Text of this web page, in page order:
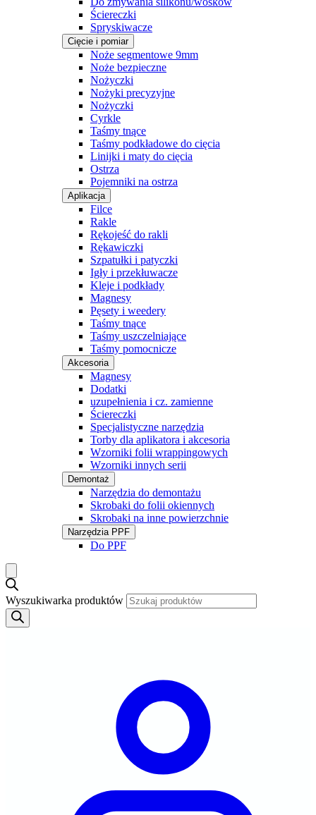
Ściereczki
Spryskiwacze
Cięcie i pomiar
Noże segmentowe 9mm
Noże bezpieczne
Nożyczki
Nożyki precyzyjne
Nożyczki
Cyrkle
Taśmy tnące
Taśmy podkładowe do cięcia
Linijki i maty do cięcia
Ostrza
Pojemniki na ostrza
Aplikacja
Filce
Rakle
Rękojeść do rakli
Rękawiczki
Szpatułki i patyczki
Igły i przekłuwacze
Kleje i podkłady
Magnesy
Pęsety i weedery
Taśmy tnące
Taśmy uszczelniające
Taśmy pomocnicze
Akcesoria
Magnesy
Dodatki
uzupełnienia i cz. zamienne
Ściereczki
Specjalistyczne narzędzia
Torby dla aplikatora i akcesoria
Wzorniki folii wrappingowych
Wzorniki innych serii
Demontaż
Narzędzia do demontażu
Skrobaki do folii okiennych
Skrobaki na inne powierzchnie
Narzędzia PPF
Do PPF
Wyszukiwarka produktów